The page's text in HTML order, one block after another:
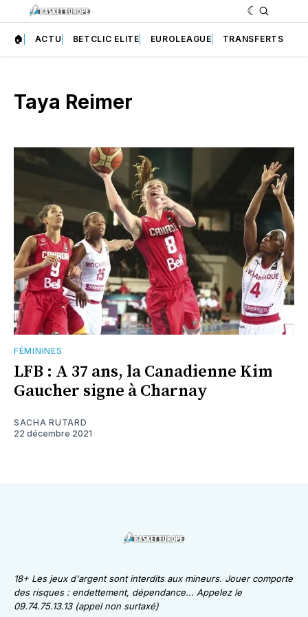
🏠 ACTU BETCLIC ELITE EUROLEAGUE TRANSFERTS
Taya Reimer
FÉMININES
LFB : A 37 ans, la Canadienne Kim
Gaucher signe à Charnay
SACHA RUTARD
22 décembre 2021
18+ Les jeux d'argent sont interdits aux mineurs. Jouer comporte
des risques : endettement, dépendance... Appelez le
09.74.75.13.13 (appel non surtaxé)